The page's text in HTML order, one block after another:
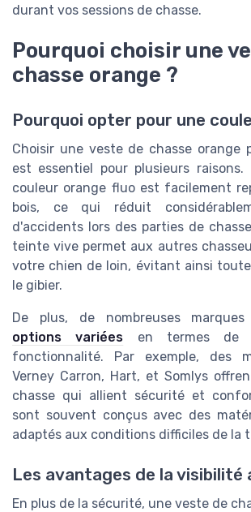
durant vos sessions de chasse.
Pourquoi choisir une
chasse orange ?
Pourquoi opter pour une
Choisir une veste de chasse orange
est essentiel pour plusieurs raisons.
couleur orange fluo est facilement
bois, ce qui réduit
d'accidents lors des parties de
teinte vive permet aux autres
votre chien de loin, évitant ainsi
le gibier.
De plus, de nombreuses
options variées en termes de
fonctionnalité. Par exemple, des
Verney Carron, Hart, et Somlys
chasse qui allient sécurité et
sont souvent conçus avec des
adaptés aux conditions difficiles de la
Les avantages de la visibilité
En plus de la sécurité, une veste de